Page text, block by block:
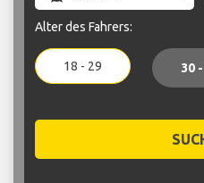
Alter des Fahrers:
18 - 29 30